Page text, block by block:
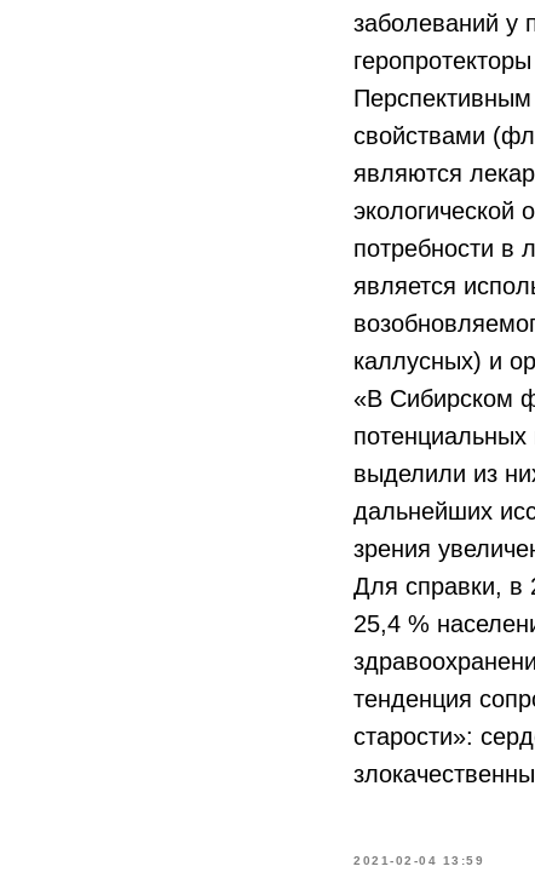
заболеваний у
свойствами
являются
экологической
потребности в
является
каллусных) и
«В Сибирском
потенциальных
выделили из
дальнейших
зрения
Для справки, в
25,4 %
тенденция
старости»:
2021-02-04 13:59